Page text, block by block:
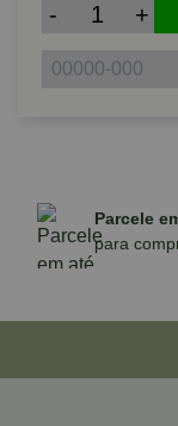
- +
Parcele
para